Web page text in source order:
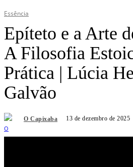
Essência
Epíteto e a Arte
A Filosofia
Prática | Lúcia
Galvão
O Capixaba 13 de dezembro de 2025